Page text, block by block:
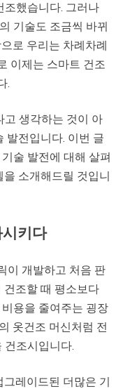
조했습니다. 그러나
기술도 조금씩 바뀌
로 우리는 차례차례
이제는 스마트 건조
.
고 생각하는 것이 아
발전입니다. 이번 글
술 발전에 대해 살펴
소개해드릴 것입니
키다
이 개발하고 처음 판
건조할 때 평소보다
용을 줄여주는 굉장
옷건조 머신처럼 전
조시입니다.
레이드된 더많은 기